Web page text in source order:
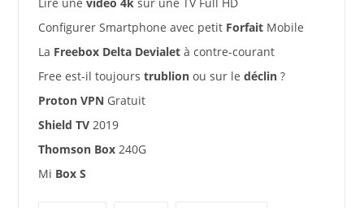
Configurer Smartphone avec petit ForfaitMobile
La Freebox Delta Devialetà contre-courant
Free est-il toujours trublionou sur le déclin?
Proton VPN Gratuit
Shield TV2019
Thomson Box240G
Mi Box S